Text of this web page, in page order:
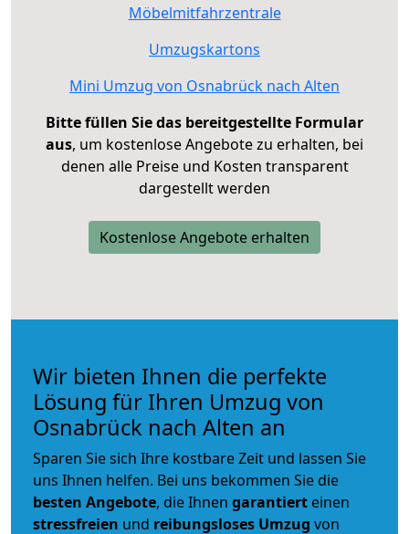
Möbelmitfahrzentrale
Umzugskartons
Mini Umzug von Osnabrück nach Alten
Bitte füllen Sie das bereitgestellte Formular
aus, um kostenlose Angebote zu erhalten, bei
denen alle Preise und Kosten transparent
dargestellt werden
Kostenlose Angebote erhalten
Wir bieten Ihnen die perfekte
Lösung für Ihren Umzug von
Osnabrück nach Alten an
Sparen Sie sich Ihre kostbare Zeit und lassen Sie
uns Ihnen helfen. Bei uns bekommen Sie die
besten Angebote, die Ihnen garantiert einen
stressfreien und reibungsloses Umzug von